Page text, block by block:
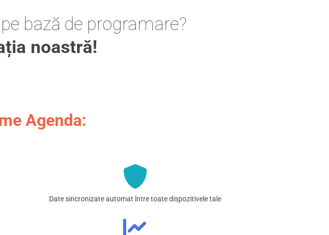
bază de programare?
noastră!
Agenda:
Date sincronizate automat între toate dispozitivele tale